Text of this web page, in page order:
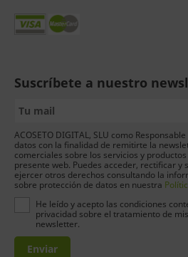
Suscríbete a nuestro
ACOSETO DIGITAL, SLU como
datos con la finalidad de remitirte la
comerciales sobre los servicios y
presente web. Puedes acceder, rectificar y
ejercer otros derechos consultando la
sobre protección de datos en nuestra
He leído y acepto las condiciones
privacidad sobre el tratamiento de
newsletter.
Enviar